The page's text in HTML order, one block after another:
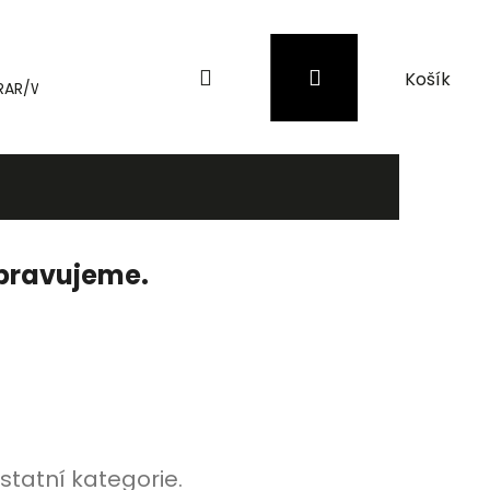
WinRAR Záložní zdroje (UPS) a přepěťové
PřihlášeníNákupní
košík
kategorie.